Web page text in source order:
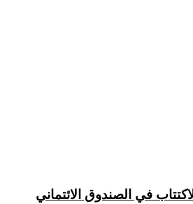
في الصندوق الائتماني